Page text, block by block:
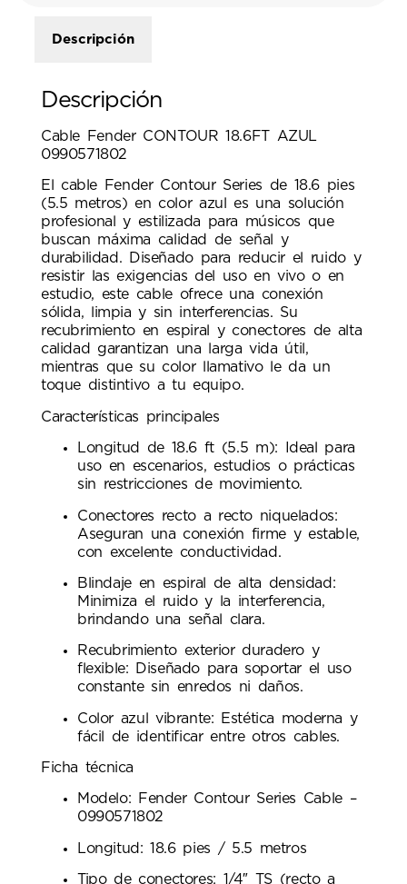
Descripción
Descripción
Cable Fender CONTOUR 18.6FT AZUL
0990571802
El cable Fender Contour Series de 18.6 pies
(5.5 metros) en color azul es una solución
profesional y estilizada para músicos que
buscan máxima calidad de señal y
durabilidad. Diseñado para reducir el ruido y
resistir las exigencias del uso en vivo o en
estudio, este cable ofrece una conexión
sólida, limpia y sin interferencias. Su
recubrimiento en espiral y conectores de alta
calidad garantizan una larga vida útil,
mientras que su color llamativo le da un
toque distintivo a tu equipo.
Características principales
Longitud de 18.6 ft (5.5 m): Ideal para
uso en escenarios, estudios o prácticas
sin restricciones de movimiento.
Conectores recto a recto niquelados:
Aseguran una conexión firme y estable,
con excelente conductividad.
Blindaje en espiral de alta densidad:
Minimiza el ruido y la interferencia,
brindando una señal clara.
Recubrimiento exterior duradero y
flexible: Diseñado para soportar el uso
constante sin enredos ni daños.
Color azul vibrante: Estética moderna y
fácil de identificar entre otros cables.
Ficha técnica
Modelo: Fender Contour Series Cable –
0990571802
Longitud: 18.6 pies / 5.5 metros
Tipo de conectores: 1/4″ TS (recto a